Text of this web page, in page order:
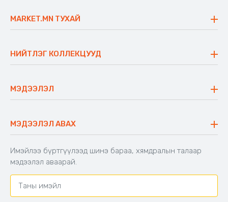
MARKET.MN ТУХАЙ
Үнэт зүйлс
Ажлын байр
Блог
НИЙТЛЭГ КОЛЛЕКЦУУД
Сүүдрэвч
Аяны ширээ
Аяны түшлэгтэй сандал
МЭДЭЭЛЭЛ
Буцаалтын журам
Захиалга шалгах
Хамтран ажиллах
Холбоо барих
МЭДЭЭЛЭЛ АВАХ
Имэйлээ бүртгүүлээд шинэ бараа, хямдралын талаар
мэдээлэл аваарай.